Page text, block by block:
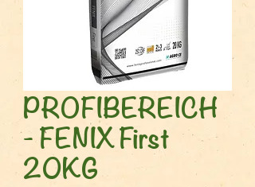
PROFIBEREICH
- FENIX First
20KG